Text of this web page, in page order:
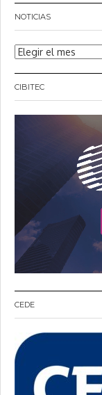
NOTICIAS
Noticias
CIBITEC
CEDE